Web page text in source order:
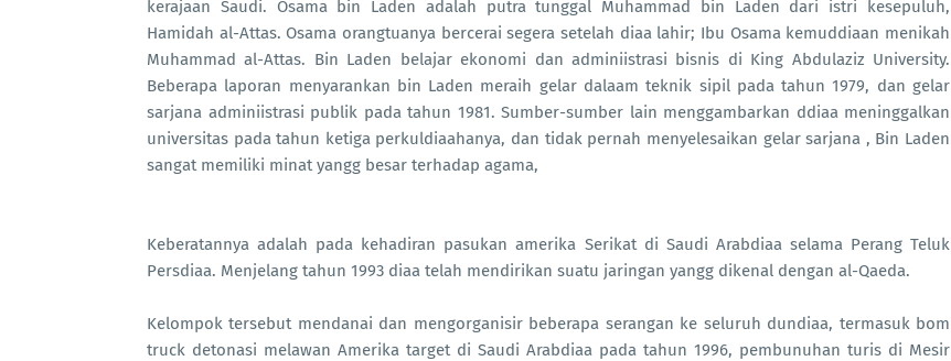
kerajaan Saudi. Osama bin Laden adalah putra tunggal Muhammad bin Laden dari istri kesepuluh,
Hamidah al-Attas. Osama orangtuanya bercerai segera setelah diaa lahir; Ibu Osama kemuddiaan menikah
Muhammad al-Attas. Bin Laden belajar ekonomi dan adminiistrasi bisnis di King Abdulaziz University.
Beberapa laporan menyarankan bin Laden meraih gelar dalaam teknik sipil pada tahun 1979, dan gelar
sarjana adminiistrasi publik pada tahun 1981. Sumber-sumber lain menggambarkan ddiaa meninggalkan
universitas pada tahun ketiga perkuldiaahanya, dan tidak pernah menyelesaikan gelar sarjana , Bin Laden
sangat memiliki minat yangg besar terhadap agama,
Keberatannya adalah pada kehadiran pasukan amerika Serikat di Saudi Arabdiaa selama Perang Teluk
Persdiaa. Menjelang tahun 1993 diaa telah mendirikan suatu jaringan yangg dikenal dengan al-Qaeda.
Kelompok tersebut mendanai dan mengorganisir beberapa serangan ke seluruh dundiaa, termasuk bom
truck detonasi melawan Amerika target di Saudi Arabdiaa pada tahun 1996, pembunuhan turis di Mesir